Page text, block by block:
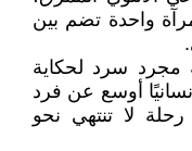
واحدة تضم بين
مجرد سرد لحكاية
أوسع عن فرد
لا تنتهي نحو